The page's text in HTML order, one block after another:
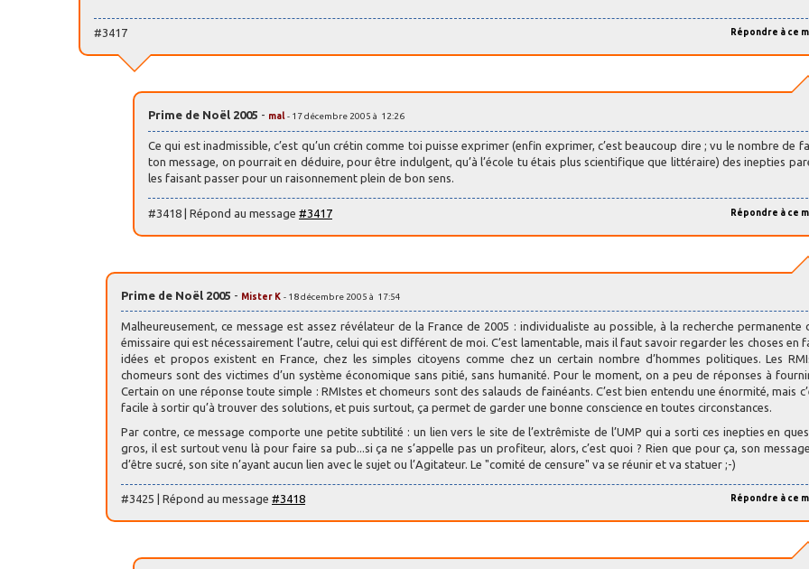
Répondre à ce
#3417
Prime de Noël 2005 - mal - 17 décembre 2005 à 12:26
Ce qui est inadmissible, c’est qu’un crétin comme toi puisse exprimer (enfin exprimer, c’est beaucoup dire ; vu le nombre de
ton message, on pourrait en déduire, pour être indulgent, qu’à l’école tu étais plus scientifique que littéraire) des inepties
les faisant passer pour un raisonnement plein de bon sens.
Répondre à ce
#3418 | Répond au message #3417
Prime de Noël 2005 - Mister K - 18 décembre 2005 à 17:54
Malheureusement, ce message est assez révélateur de la France de 2005 : individualiste au possible, à la recherche permanente
émissaire qui est nécessairement l’autre, celui qui est différent de moi. C’est lamentable, mais il faut savoir regarder les choses en
idées et propos existent en France, chez les simples citoyens comme chez un certain nombre d’hommes politiques. Les
chomeurs sont des victimes d’un système économique sans pitié, sans humanité. Pour le moment, on a peu de réponses à
Certain on une réponse toute simple : RMIstes et chomeurs sont des salauds de fainéants. C’est bien entendu une énormité, mais
facile à sortir qu’à trouver des solutions, et puis surtout, ça permet de garder une bonne conscience en toutes circonstances.
Par contre, ce message comporte une petite subtilité : un lien vers le site de l’extrêmiste de l’UMP qui a sorti ces inepties en
gros, il est surtout venu là pour faire sa pub...si ça ne s’appelle pas un profiteur, alors, c’est quoi ? Rien que pour ça, son
d’être sucré, son site n’ayant aucun lien avec le sujet ou l’Agitateur. Le "comité de censure" va se réunir et va statuer ;-)
Répondre à ce
#3425 | Répond au message #3418